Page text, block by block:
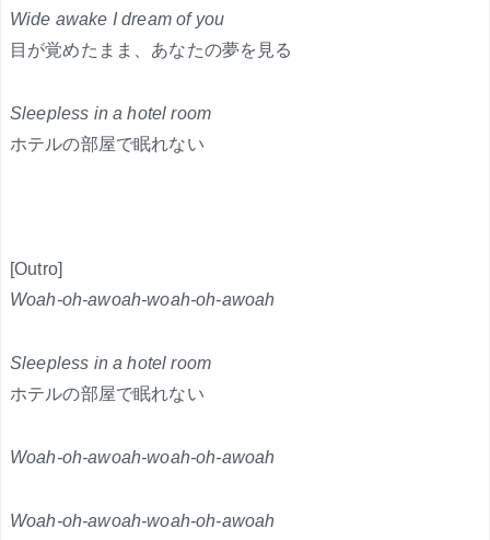
Wide awake I dream of you
目が覚めたまま、あなたの夢を見る
Sleepless in a hotel room
ホテルの部屋で眠れない
[Outro]
Woah-oh-awoah-woah-oh-awoah
Sleepless in a hotel room
ホテルの部屋で眠れない
Woah-oh-awoah-woah-oh-awoah
Woah-oh-awoah-woah-oh-awoah